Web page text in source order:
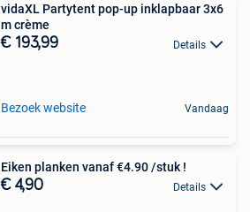
vidaXL Partytent pop-up inklapbaar 3x6
m crème
€ 193,99 Details
Bezoek website Vandaag
Eiken planken vanaf €4.90 /stuk !
€ 4,90 Details